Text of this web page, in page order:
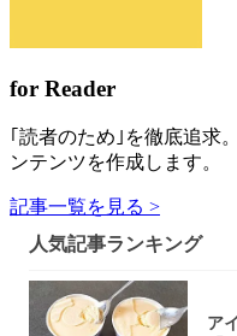
for Reader
｢読者のため｣を徹底追求
ンテンツを作成します。
記事一覧を見る >
人気記事ランキング
ア